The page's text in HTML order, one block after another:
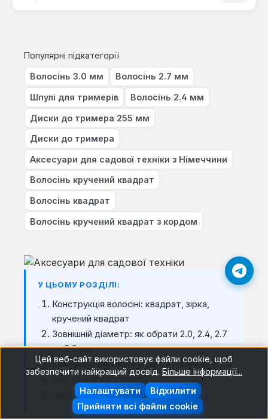
Популярні підкатегорії
Волосінь 3.0 мм Волосінь 2.7 мм
Шпулі для тримерів Волосінь 2.4 мм
Диски до тримера 255 мм
Диски до тримера
Аксесуари для садової техніки з Німеччини
Волосінь кручений квадрат
Волосінь квадрат
Волосінь кручений квадрат з кордом
У ЦЬОМУ РОЗДІЛІ:
Конструкція волосіні: квадрат, зірка,
кручений квадрат
Зовнішній діаметр: як обрати 2.0, 2.4, 2.7
чи 3.0 мм
Країна виробника: Китай та Німеччина
Вид упаковки: стікер
Часті запитання
Цей веб-сайт використовує файли cookie, щоб
забезпечити найкращий досвід. Більше інформації...
Відхилити
Налаштувати
Прийняти всі файли cookie